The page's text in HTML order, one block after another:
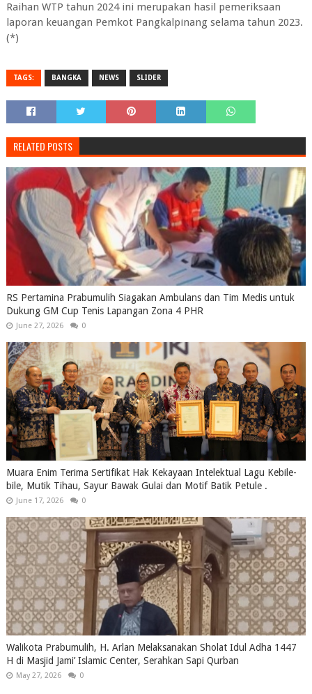
Raihan WTP tahun 2024 ini merupakan hasil pemeriksaan
laporan keuangan Pemkot Pangkalpinang selama tahun 2023.
(*)
TAGS: BANGKA NEWS SLIDER
RELATED POSTS
RS Pertamina Prabumulih Siagakan Ambulans dan Tim Medis untuk
Dukung GM Cup Tenis Lapangan Zona 4 PHR
June 27, 2026 0
Muara Enim Terima Sertifikat Hak Kekayaan Intelektual Lagu Kebile-
bile, Mutik Tihau, Sayur Bawak Gulai dan Motif Batik Petule .
June 17, 2026 0
Walikota Prabumulih, H. Arlan Melaksanakan Sholat Idul Adha 1447
H di Masjid Jami’ Islamic Center, Serahkan Sapi Qurban
May 27, 2026 0